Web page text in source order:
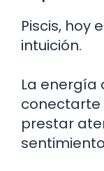
Piscis, hoy
intuición.
La energía
conectarte
prestar